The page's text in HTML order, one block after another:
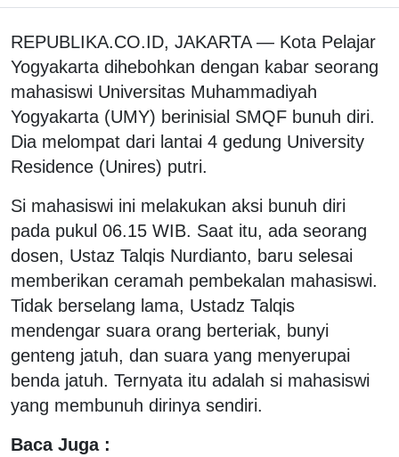
REPUBLIKA.CO.ID, JAKARTA — Kota Pelajar
Yogyakarta dihebohkan dengan kabar seorang
mahasiswi Universitas Muhammadiyah
Yogyakarta (UMY) berinisial SMQF bunuh diri.
Dia melompat dari lantai 4 gedung University
Residence (Unires) putri.
Si mahasiswi ini melakukan aksi bunuh diri
pada pukul 06.15 WIB. Saat itu, ada seorang
dosen, Ustaz Talqis Nurdianto, baru selesai
memberikan ceramah pembekalan mahasiswi.
Tidak berselang lama, Ustadz Talqis
mendengar suara orang berteriak, bunyi
genteng jatuh, dan suara yang menyerupai
benda jatuh. Ternyata itu adalah si mahasiswi
yang membunuh dirinya sendiri.
Baca Juga :